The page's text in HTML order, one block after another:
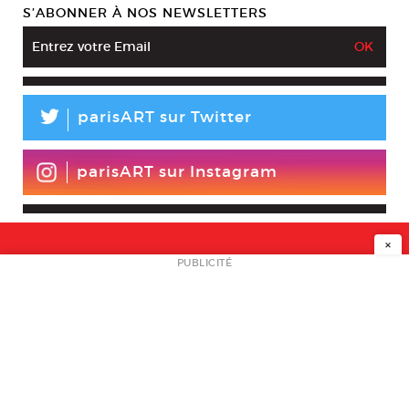
S’ABONNER À NOS NEWSLETTERS
L parisART sur Twitter
parisART sur Instagram
NEWSLETTER
×
PUBLICITÉ